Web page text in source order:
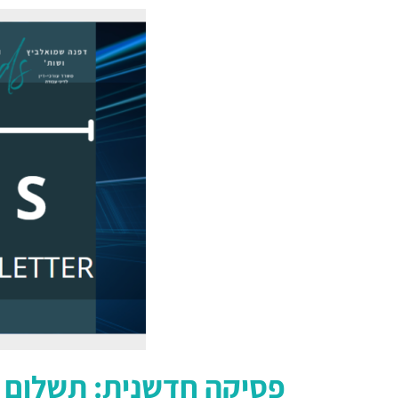
פסיקה חדשנית: תשלום